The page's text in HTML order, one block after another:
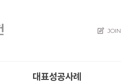
JOIN
대표성공사례